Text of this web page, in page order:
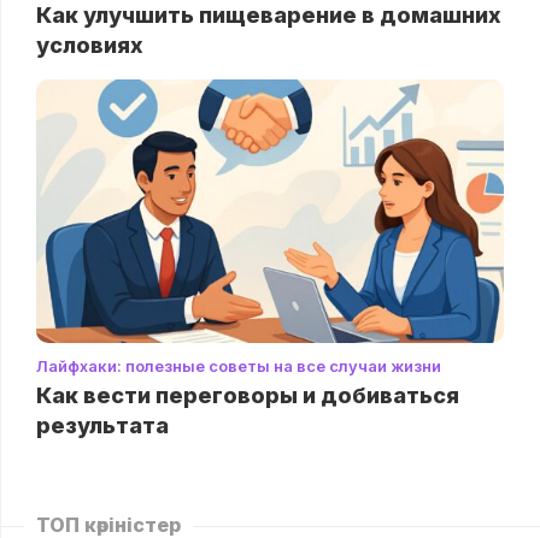
Как улучшить пищеварение в домашних
условиях
Лайфхаки: полезные советы на все случаи жизни
Как вести переговоры и добиваться
результата
ТОП көріністер